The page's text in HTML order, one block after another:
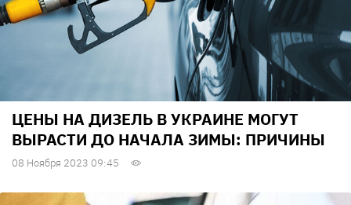
ЦЕНЫ НА ДИЗЕЛЬ В УКРАИНЕ МОГУТ
ВЫРАСТИ ДО НАЧАЛА ЗИМЫ: ПРИЧИНЫ
08 Ноября 2023 09:45